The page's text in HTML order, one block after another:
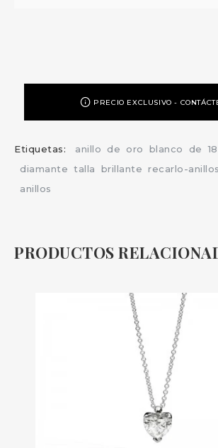
PRECIO EXCLUSIVO -
Etiquetas: anillo de oro blanco de 18
diamante talla brillante recarlo-anillos
anillos
PRODUCTOS